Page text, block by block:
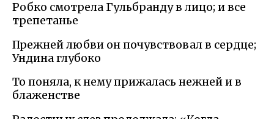
Робко смотрела Гульбранду в лицо; и все
трепетанье
Прежней любви он почувствовал в сердце;
Ундина глубоко
То поняла, к нему прижалась нежней и в
блаженстве